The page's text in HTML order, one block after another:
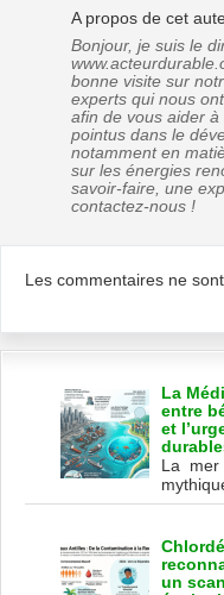
A propos de cet
Bonjour, je suis le
bonne visite sur
experts qui nous
afin de vous aider
pointus dans le
notamment en
sur les énergies
savoir-faire, une
contactez-nous !
Les commentaires ne
La
entre
et
La mer
un